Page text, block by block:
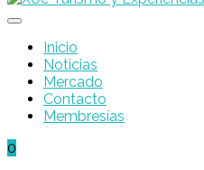
Inicio
Noticias
Mercado
Contacto
Membresías
0